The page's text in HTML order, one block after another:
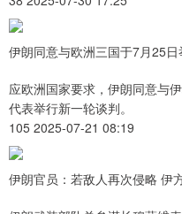
伊朗同意与欧洲三国于7月25
应欧洲国家要求，伊朗同意与
代表举行新一轮谈判。
105 2025-07-21 08:19
伊朗官员：若敌人再次侵略 伊